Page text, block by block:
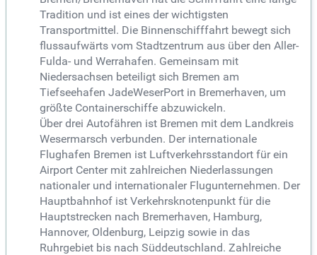
Tradition und ist eines der wichtigsten
Transportmittel. Die Binnenschifffahrt bewegt sich
flussaufwärts vom Stadtzentrum aus über den Aller-
Fulda- und Werrahafen. Gemeinsam mit
Niedersachsen beteiligt sich Bremen am
Tiefseehafen JadeWeserPort in Bremerhaven, um
größte Containerschiffe abzuwickeln.
Über drei Autofähren ist Bremen mit dem Landkreis
Wesermarsch verbunden. Der internationale
Flughafen Bremen ist Luftverkehrsstandort für ein
Airport Center mit zahlreichen Niederlassungen
nationaler und internationaler Flugunternehmen. Der
Hauptbahnhof ist Verkehrsknotenpunkt für die
Hauptstrecken nach Bremerhaven, Hamburg,
Hannover, Oldenburg, Leipzig sowie in das
Ruhrgebiet bis nach Süddeutschland. Zahlreiche